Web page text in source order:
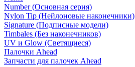
Number (Основная серия)
Nylon Tip (Нейлоновые наконечники)
Signature (Подписные модели)
Timbales (Без наконечников)
UV и Glow (Светящиеся)
Палочки Ahead
Запчасти для палочек Ahead